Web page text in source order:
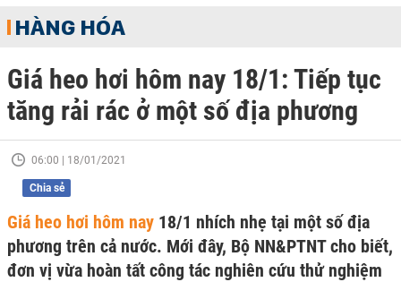
HÀNG HÓA
Giá heo hơi hôm nay 18/1: Tiếp tục
tăng rải rác ở một số địa phương
06:00 | 18/01/2021
Chia sẻ
Giá heo hơi hôm nay 18/1 nhích nhẹ tại một số địa
phương trên cả nước. Mới đây, Bộ NN&PTNT cho biết,
đơn vị vừa hoàn tất công tác nghiên cứu thử nghiệm